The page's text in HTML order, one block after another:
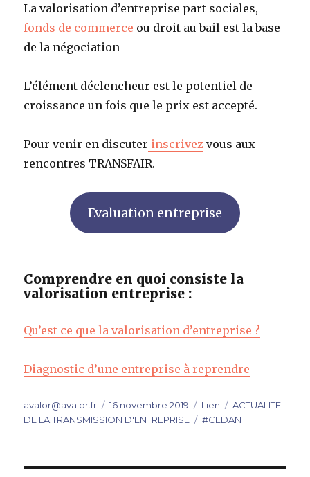
La valorisation d’entreprise part sociales,
fonds de commerce ou droit au bail est la base
de la négociation
L’élément déclencheur est le potentiel de
croissance un fois que le prix est accepté.
Pour venir en discuter inscrivez vous aux
rencontres TRANSFAIR.
Evaluation entreprise
Comprendre en quoi consiste la
valorisation entreprise :
Qu’est ce que la valorisation d’entreprise ?
Diagnostic d’une entreprise à reprendre
Auteur
avalor@avalor.fr
Publié
le
16 novembre 2019 Format
Lien Catégories
ACTUALITE
DE LA TRANSMISSION D'ENTREPRISE
Étiquettes
#CEDANT